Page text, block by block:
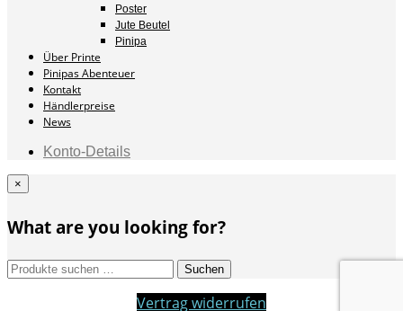
Poster
Jute Beutel
Pinipa
Über Printe
Pinipas Abenteuer
Kontakt
Händlerpreise
News
Konto-Details
×
What are you looking for?
Suchen
Suchen
Vertrag widerrufen